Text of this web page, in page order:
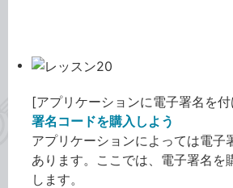
[アプリケーションに電子署名を
署名コードを購入しよう
アプリケーションによっては電子
あります。ここでは、電子署名を
します。